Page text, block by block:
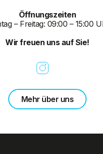
Öffnungszeiten
– Freitag: 09:00 – 15:00
Wir freuen uns auf Sie!
Mehr über uns